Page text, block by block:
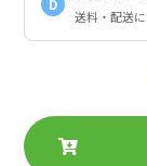
D
送料・配送